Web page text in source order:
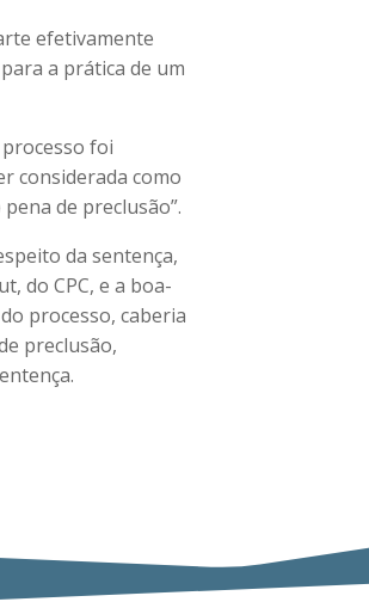
efetivamente
a prática de um
foi
considerada como
de preclusão”.
da sentença,
do CPC, e a boa-
processo, caberia
preclusão,